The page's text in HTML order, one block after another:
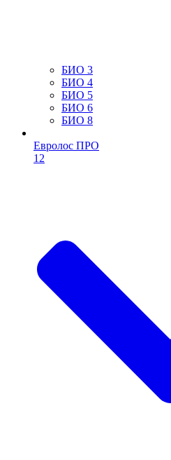
БИО 3
БИО 4
БИО 5
БИО 6
БИО 8
Евролос ПРО
12